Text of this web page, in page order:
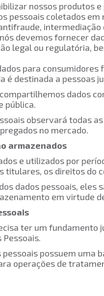
nossos produtos
pessoais coletados
devemos fornecer
legal ou regulatória,
para
é destinada a pessoas
dados
pública.
observará todas
no mercado.
armazenados
e utilizados por
titulares, os direitos
dados pessoais,
em virtude
ter um
possuem
operações de